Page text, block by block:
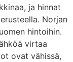
ja hinnat
Norjan
hintoihin.
virtaa
ovat vähissä,